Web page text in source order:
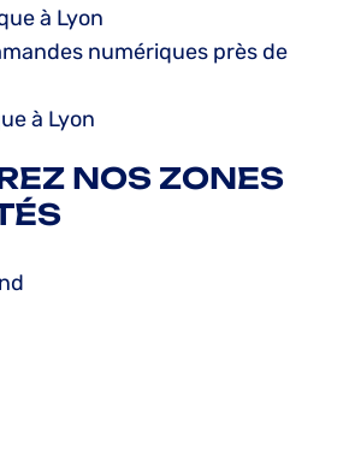
à Lyon
numériques près de
à Lyon
NOS ZONES